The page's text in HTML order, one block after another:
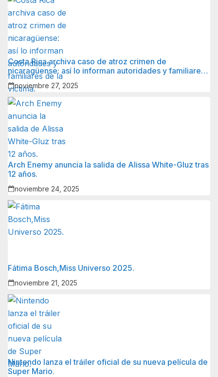
Costa Rica archiva caso de atroz crimen de
nicaragüense: así lo informan autoridades y familiares
de la víctima.
noviembre 27, 2025
Arch Enemy anuncia la salida de Alissa White-Gluz tras
12 años.
noviembre 24, 2025
Fátima Bosch,Miss Universo 2025.
noviembre 21, 2025
Nintendo lanza el tráiler oficial de su nueva película de
Super Mario.